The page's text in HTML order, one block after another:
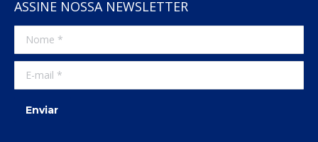
ASSINE NOSSA NEWSLETTER
Nome *
E-mail *
Enviar